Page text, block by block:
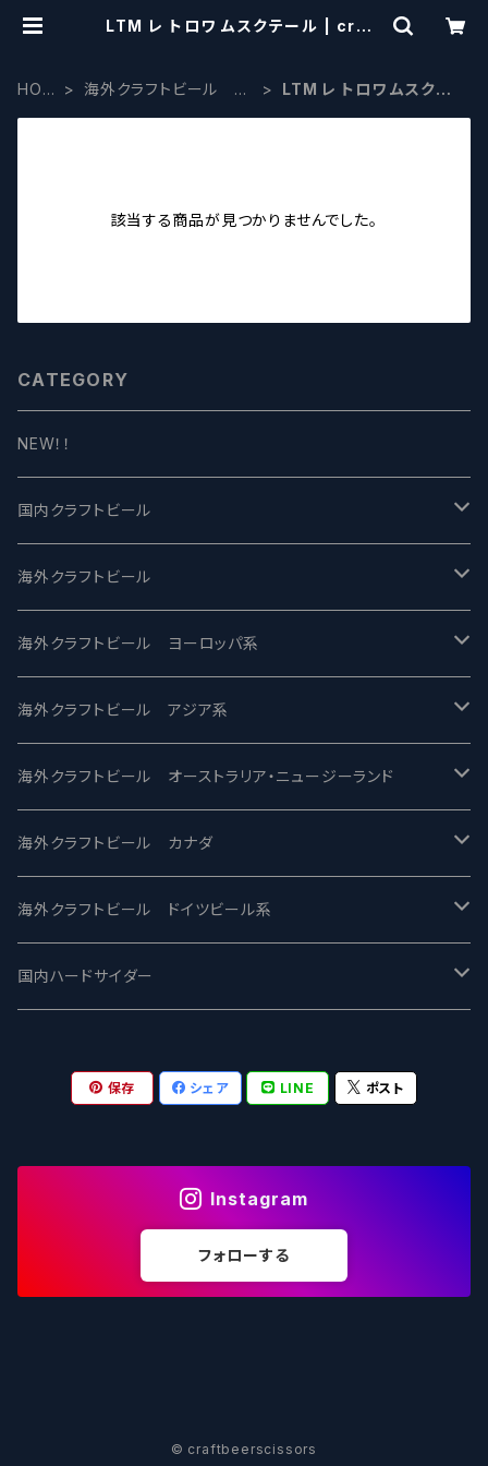
LTM レ トロワ ムスクテール | craft
HOM
海外クラフトビール カ
LTM レ トロワ ムスクテ
該当する商品が見つかりませんでした。
CATEGORY
NEW！！
国内クラフトビール
UCHU BREWING -うちゅうブルーイング
バテレ -VERTERE
2nd Story Ale Works -セカンドストーリー
ビアへるん - Beer Hearn
忽布古丹醸造 - HOP KOTAN
ワイマーケットブルーイング Y.Market Brewing
志賀高原ビール - SIGAKOGEN
箕面ビール - MINOH BEER
サンクトガーレン - Sankt Gallen
ウェストコーストブルーイング -WCB
Tokyo AleWorks -トウキョウエールワークス
海外クラフトビール
Modern Times モダンタイムズ
Maui マウイ
Toppling Goliath トップリンゴライアス
Fair State フェアステイト
Lagunitas ラグニタス
FirestoneWalker ファイアストーン
Mikkeller ミッケラー
Hop Nation ホップネーション
Brewski ブリュースキー
SierraNevada -シエラネバダ
海外クラフトビール ヨーロッパ系
UnBarred -アンバード
SAIREN /サイレン
ワイルドチャイルド - Wilde Child
BrewDog Brewery - ブリュードッグ
The Flying Inn / ザ フライイング イン
Lambiek Fabriek - ファブリーク
Marble / マーブル
Buxton - バクストン
海外クラフトビール アジア系
gweilo-鬼佬 グウァイロ
Heart Of Darkness - ハートオブダークネス
Carbon brews -カーボン
TAIHU - タイフー
Behemoth - ベヒーモス
海外クラフトビール オーストラリア・ニュージーランド
ROCKY RIDGE - ロッキーリッジ
BODRIGGY BREWING ボッドリッジー
CO-CONSPIRATORS コ・コンスピレーターズ
Deep Creek Brewing Co.
8 Wired エイトワイアード
Isthmus イスムス
Mountain Culture マウンテンカルチャー
海外クラフトビール カナダ
Jackie O's ジャッキーオーズ
Westbrook ウェストブルック
Strathcona ストラスコナ
ODIN BREWING オディン
Electric Bicycle エレクトリックバイシクル
33 Brewing Experiment
海外クラフトビール ドイツビール系
Karmeliten カーメリテン
Früh フリュー
Plank プランク
Tucher トゥーハー
国内ハードサイダー
保存 シェア LINE ポスト
Instagram
フォローする
© craftbeerscissors